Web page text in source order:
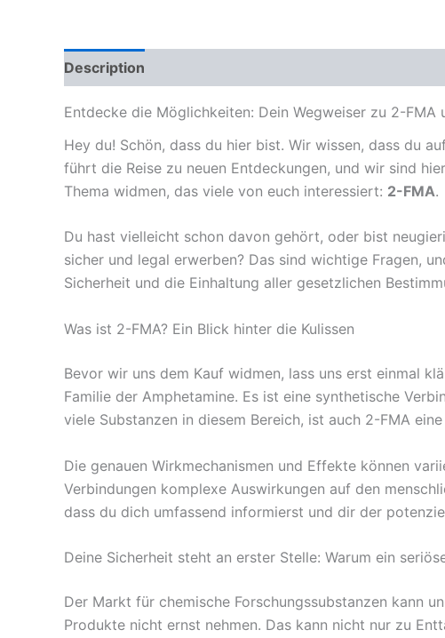
Description
Entdecke die Möglichkeiten: Dein Wegweiser zu 2-
Hey du! Schön, dass du hier bist. Wir wissen, dass du
führt die Reise zu neuen Entdeckungen, und wir sind
Thema widmen, das viele von euch interessiert: 2-FMA.
Du hast vielleicht schon davon gehört, oder bist
sicher und legal erwerben? Das sind wichtige Fragen,
Sicherheit und die Einhaltung aller gesetzlichen
Was ist 2-FMA? Ein Blick hinter die Kulissen
Bevor wir uns dem Kauf widmen, lass uns erst einmal
Familie der Amphetamine. Es ist eine synthetische
viele Substanzen in diesem Bereich, ist auch 2-FMA
Die genauen Wirkmechanismen und Effekte können
Verbindungen komplexe Auswirkungen auf den
dass du dich umfassend informierst und dir der
Deine Sicherheit steht an erster Stelle: Warum ein
Der Markt für chemische Forschungssubstanzen kann
Produkte nicht ernst nehmen. Das kann nicht nur zu